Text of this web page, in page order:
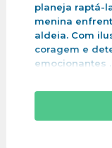
planeja raptá-
menina
aldeia. Com
coragem e
emocionantes